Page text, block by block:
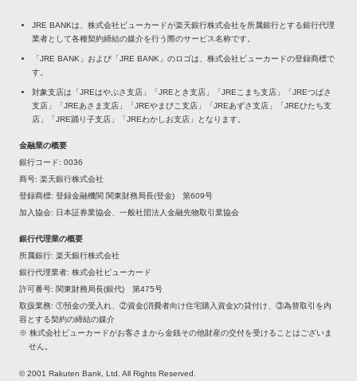
JRE BANKは、株式会社ビューカードが楽天銀行株式会社を所属銀行とする銀行代理
業者として各種契約締結の媒介を行う際のサービス名称です。
「JRE BANK」および「JRE BANK」のロゴは、株式会社ビューカードの登録商標で
す。
対象支店は「JREはやぶさ支店」「JREとき支店」「JREこまち支店」「JREつばさ
支店」「JREあさま支店」「JREやまびこ支店」「JREあずさ支店」「JREひたち支
店」「JRE踊り子支店」「JREわかしお支店」となります。
金融業の概要
銀行コード
0036
商号 楽天銀行株式会社
登録商標 登録金融機関 関東財務局長(登金) 第609号
加入協会
日本証券業協会、一般社団法人金融先物取引業協会
銀行代理業の概要
所属銀行 楽天銀行株式会社
銀行代理業者 株式会社ビューカード
許可番号
関東財務局長(銀代) 第475号
取扱業務 ①預金の受入れ、②資金(消費者向け住宅購入資金)の貸付け、③為替取引を内
容とする契約の締結の媒介
※ 株式会社ビューカードがお客さまから金銭その他財産の交付を受けることはございま
せん。
© 2001 Rakuten Bank, Ltd. All Rights Reserved.